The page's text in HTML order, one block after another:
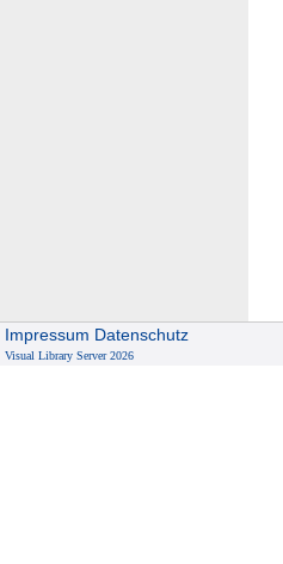
Impressum Datenschutz
Visual Library Server 2026